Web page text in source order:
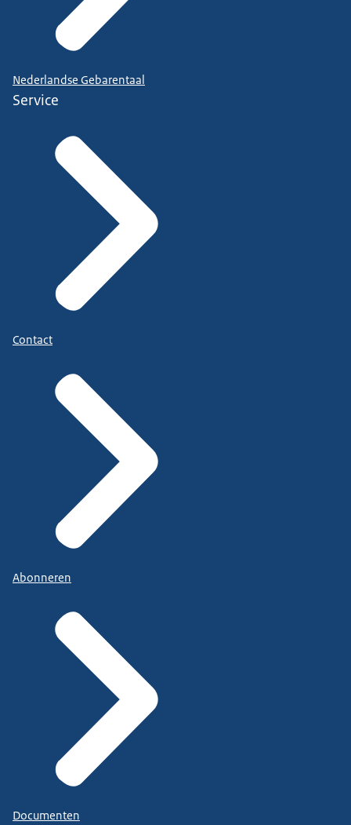
Nederlandse Gebarentaal
Service
Contact
Abonneren
Documenten